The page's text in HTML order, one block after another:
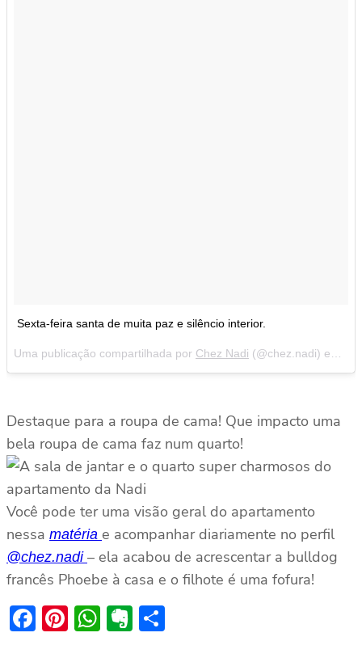
Sexta-feira santa de muita paz e silêncio interior.
Uma publicação compartilhada por Chez Nadi (@chez.nadi) em
Destaque para a roupa de cama! Que impacto uma
bela roupa de cama faz num quarto!
Você pode ter uma visão geral do apartamento
nessa matéria e acompanhar diariamente no perfil
@chez.nadi – ela acabou de acrescentar a bulldog
francês Phoebe à casa e o filhote é uma fofura!
Facebook
Pinterest
WhatsApp
Evernote